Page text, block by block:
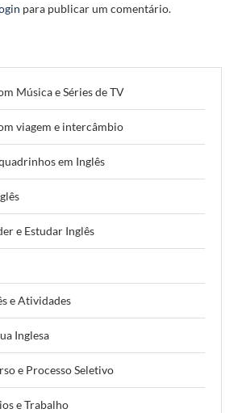
para publicar um comentário.
Música e Séries de TV
viagem e intercâmbio
em Inglês
e Estudar Inglês
e Atividades
Inglesa
e Processo Seletivo
e Trabalho